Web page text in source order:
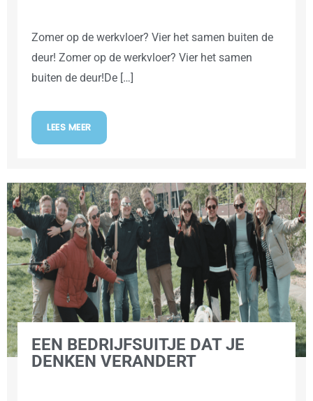
Zomer op de werkvloer? Vier het samen buiten de
deur! Zomer op de werkvloer? Vier het samen
buiten de deur!De […]
LEES MEER
EEN BEDRIJFSUITJE DAT JE
DENKEN VERANDERT